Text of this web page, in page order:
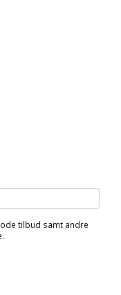
tilbud samt andre